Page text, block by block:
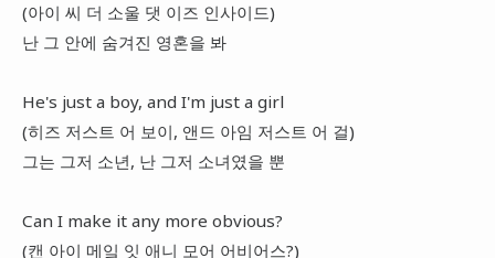
(아이 씨 더 소울 댓 이즈 인사이드)
난 그 안에 숨겨진 영혼을 봐
He's just a boy, and I'm just a girl
(히즈 저스트 어 보이, 앤드 아임 저스트 어 걸)
그는 그저 소년, 난 그저 소녀였을 뿐
Can I make it any more obvious?
(캔 아이 메잌 잇 애니 모어 어비어스?)